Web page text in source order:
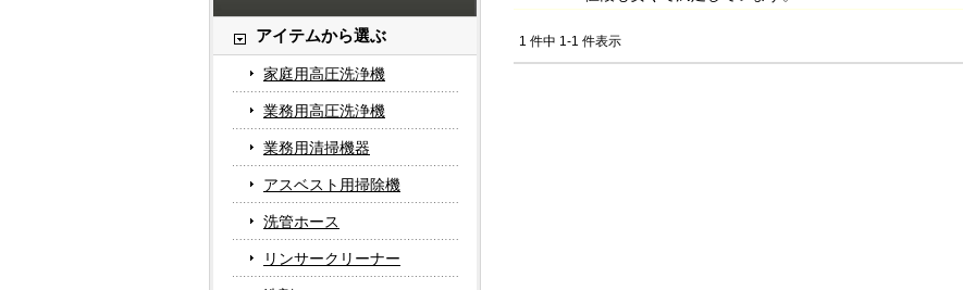
アイテムから選ぶ
家庭用高圧洗浄機
業務用高圧洗浄機
業務用清掃機器
アスベスト用掃除機
洗管ホース
リンサークリーナー
1 件中 1-1 件表示